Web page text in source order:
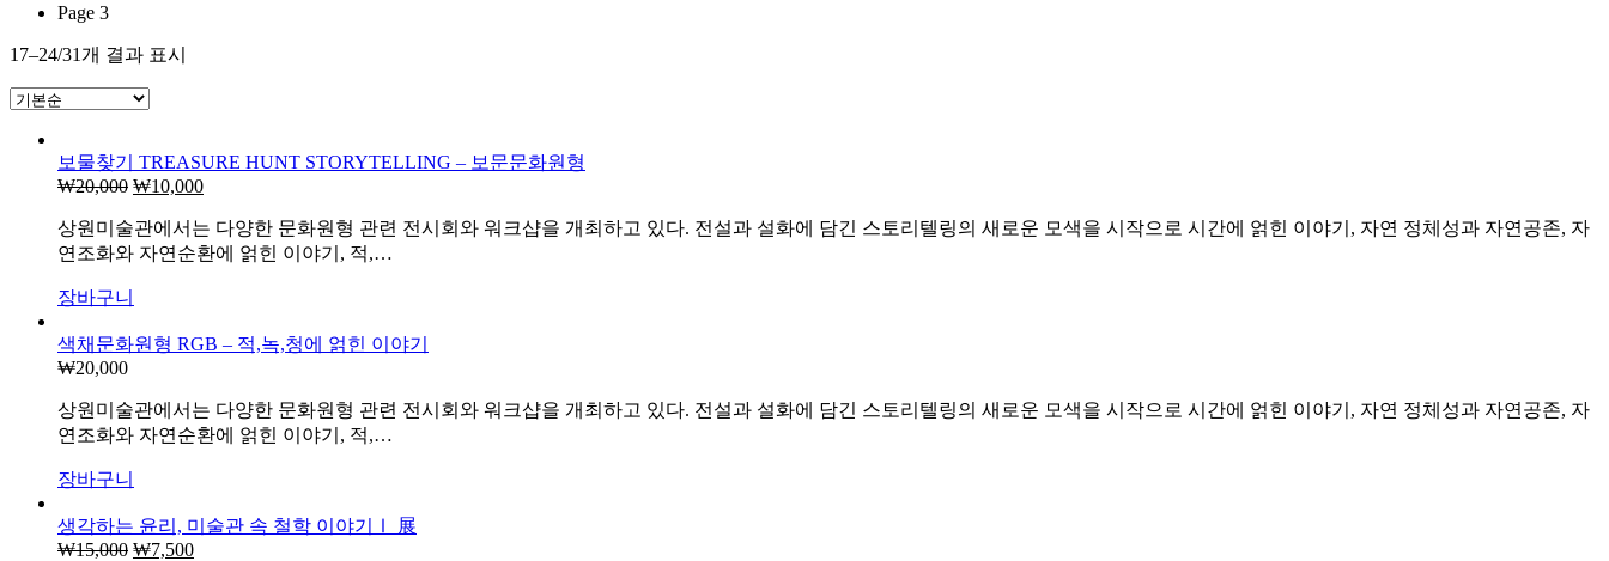
Page 3
17–24/31개 결과 표시
보물찾기 TREASURE HUNT STORYTELLING – 보문문화원형
₩20,000 원
가
격:
₩10,000현
가
격:
상원미술관에서는 다양한 문화원형 관련 전시회와 워크샵을 개최하고 있다. 전설과 설화에 담긴 스토리텔링의 새로운 모색을 시작으로 시간에 얽힌 이야기, 자연 정체성과 자연공존, 자
연조화와 자연순환에 얽힌 이야기, 적,…
장바구니
색채문화원형 RGB – 적,녹,청에 얽힌 이야기
₩20,000
상원미술관에서는 다양한 문화원형 관련 전시회와 워크샵을 개최하고 있다. 전설과 설화에 담긴 스토리텔링의 새로운 모색을 시작으로 시간에 얽힌 이야기, 자연 정체성과 자연공존, 자
연조화와 자연순환에 얽힌 이야기, 적,…
장바구니
생각하는 윤리, 미술관 속 철학 이야기Ⅰ 展
₩15,000 원
₩7,500현